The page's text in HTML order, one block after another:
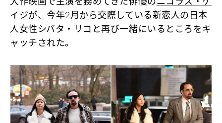
イジが、今年2月から交際している新恋人の日本
人女性シバタ・リコと再び一緒にいるところをキ
ャッチされた。